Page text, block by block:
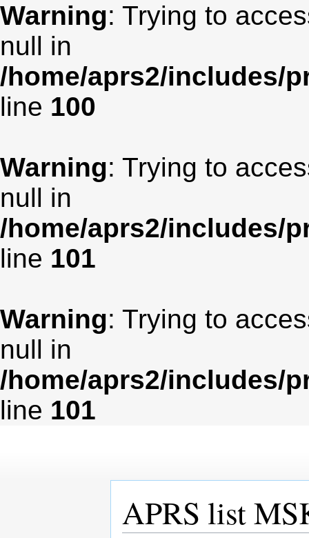
Warning: Trying to
null in
/home/aprs2/includes/
line 100
Warning: Trying to
null in
/home/aprs2/includes/
line 101
Warning: Trying to
null in
/home/aprs2/includes/
line 101
APRS list